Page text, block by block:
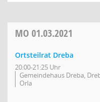
MO 01.03.2021
Ortsteilrat Dreba
20:00-21:25 Uhr
Gemeindehaus Dreba,
Orla